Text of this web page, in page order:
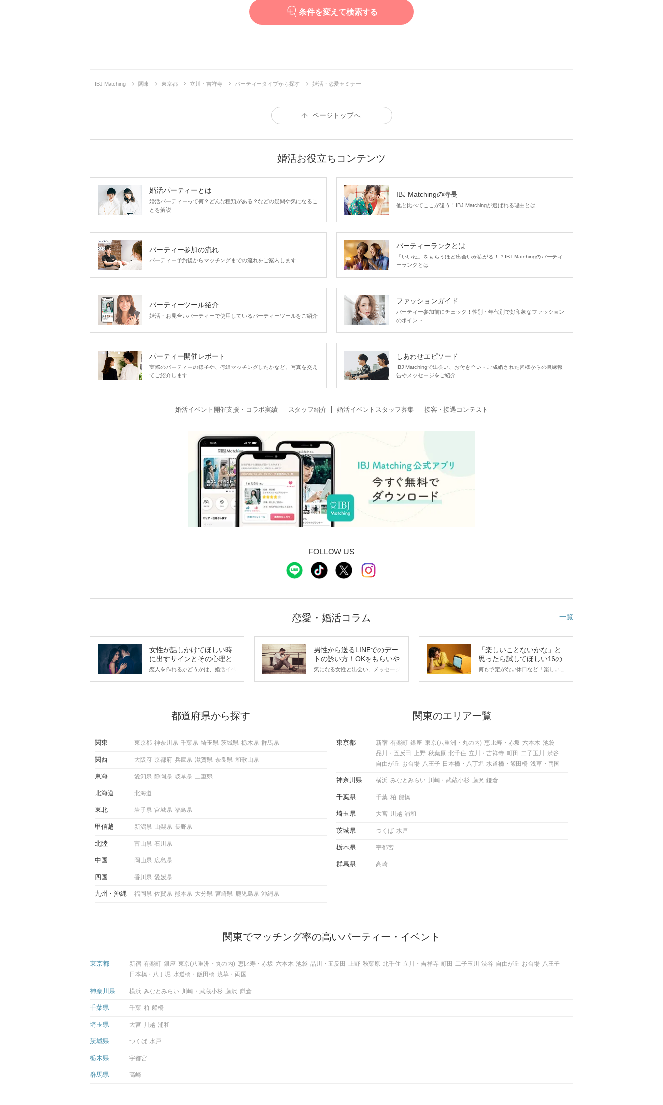
条件を変えて検索する
IBJ Matching 関東 東京都 立川・吉祥寺 パーティータイプから探す 婚活・恋愛セミナー
ページトップへ
婚活お役立ちコンテンツ
婚活パーティーとは
婚活パーティーって何？どんな種類がある？などの疑問や気になるこ
とを解説
IBJ Matchingの特長
他と比べてここが違う！IBJ Matchingが選ばれる理由とは
パーティー参加の流れ
パーティー予約後からマッチングまでの流れをご案内します
パーティーランクとは
「いいね」をもらうほど出会いが広がる！？IBJ Matchingのパーティ
ーランクとは
パーティーツール紹介
婚活・お見合いパーティーで使用しているパーティーツールをご紹介
ファッションガイド
パーティー参加前にチェック！性別・年代別で好印象なファッション
のポイント
パーティー開催レポート
実際のパーティーの様子や、何組マッチングしたかなど、写真を交え
てご紹介します
しあわせエピソード
IBJ Matchingで出会い、お付き合い・ご成婚された皆様からの良縁報
告やメッセージをご紹介
婚活イベント開催支援・コラボ実績 スタッフ紹介 婚活イベントスタッフ募集 接客・接遇コンテスト
FOLLOW US
恋愛・婚活コラム 一覧
女性が話しかけてほしい時
に出すサインとその心理と
は？
恋人を作れるかどうかは、婚活イベ
から恋人作りを本格的に始めようと
している方は、女性が異性を求めて
この記事では、女性が話しかけて欲
しく解説した後、婚活イベントで実
ような行動に繋げるべきかをご紹介
男性から送るLINEでのデー
トの誘い方！OKをもらいや
すいメッセージのコツは？
気になる女性と出会い、メッセージ
も混じえながら解説するので、ぜひ
「楽しいことないかな」と
思ったら試してほしい16の
こと
何も予定がない休日など「楽しいこ
になれる対処法から、恋愛・自分磨
き・趣味などジャンル別の楽しいこ
とを探している方は必見です。
都道府県から探す
関東 東京都 神奈川県 千葉県 埼玉県 茨城県 栃木県 群馬県
関西 大阪府 京都府 兵庫県 滋賀県 奈良県 和歌山県
東海 愛知県 静岡県 岐阜県 三重県
北海道 北海道
東北 岩手県 宮城県 福島県
甲信越 新潟県 山梨県 長野県
北陸 富山県 石川県
中国 岡山県 広島県
四国 香川県 愛媛県
九州 沖縄 福岡県 佐賀県 熊本県 大分県 宮崎県 鹿児島県 沖縄県
関東のエリア一覧
東京都 新宿 有楽町 銀座 東京(八重洲・丸の内) 恵比寿・赤坂 六本木 池袋
品川・五反田
上野 秋葉原 北千住 立川・吉祥寺 町田 二子玉川
渋谷
自由が丘 お台場 八王子 日本橋・八丁堀 水道橋・飯田橋 浅草・両国
神奈川県 横浜 みなとみらい 川崎・武蔵小杉 藤沢 鎌倉
千葉県 千葉 柏 船橋
埼玉県 大宮 川越 浦和
茨城県 つくば 水戸
栃木県 宇都宮
群馬県 高崎
関東でマッチング率の高いパーティー・イベント
東京都 新宿 有楽町 銀座 東京(八重洲・丸の内) 恵比寿・赤坂 六本木 池袋 品川・五反田 上野 秋葉原 北千住 立川・吉祥寺 町田 二子玉川 渋谷 自由が丘 お台場 八王子
日本橋・八丁堀 水道橋・飯田橋 浅草・両国
神奈川県 横浜 みなとみらい 川崎・武蔵小杉 藤沢 鎌倉
千葉県 千葉 柏 船橋
埼玉県 大宮 川越 浦和
茨城県 つくば 水戸
栃木県 宇都宮
群馬県 高崎